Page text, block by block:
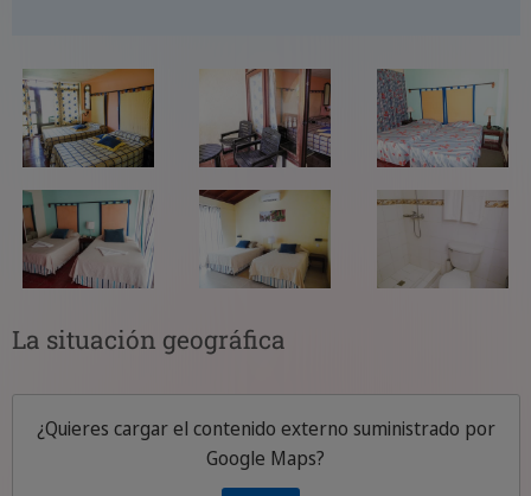
La situación geográfica
¿Quieres cargar el contenido externo suministrado por
Google Maps?